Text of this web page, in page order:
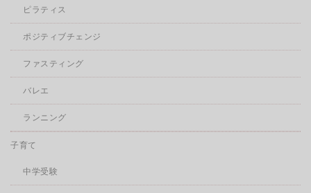
ピラティス
ポジティブチェンジ
ファスティング
バレエ
ランニング
子育て
中学受験